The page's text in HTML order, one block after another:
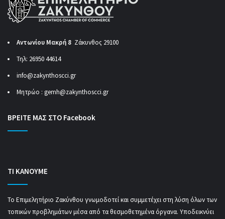
Αντωνίου Μακρή 8 Ζάκυνθος 29100
Τηλ: 26950 44614
info@zakynthoscci.gr
Μητρώο : gemh@zakynthoscci.gr
ΒΡΕΙΤΕ ΜΑΣ ΣΤΟ Facebook
ΤΙ ΚΑΝΟΥΜΕ
Το Επιμελητήριο Ζακύνθου γνωμοδοτεί και συμμετέχει στη λύση όλων των
τοπικών προβλημάτων μέσα από τα θεσμοθετημένα όργανα. Υποδεικνύει